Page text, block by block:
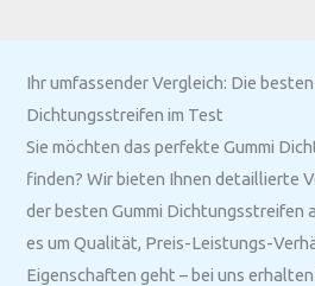
Ihr umfassender Vergleich: Die besten
Dichtungsstreifen im Test
Sie möchten das perfekte Gummi
finden? Wir bieten Ihnen detaillierte
der besten Gummi Dichtungsstreifen
es um Qualität, Preis-Leistungs-
Eigenschaften geht – bei uns